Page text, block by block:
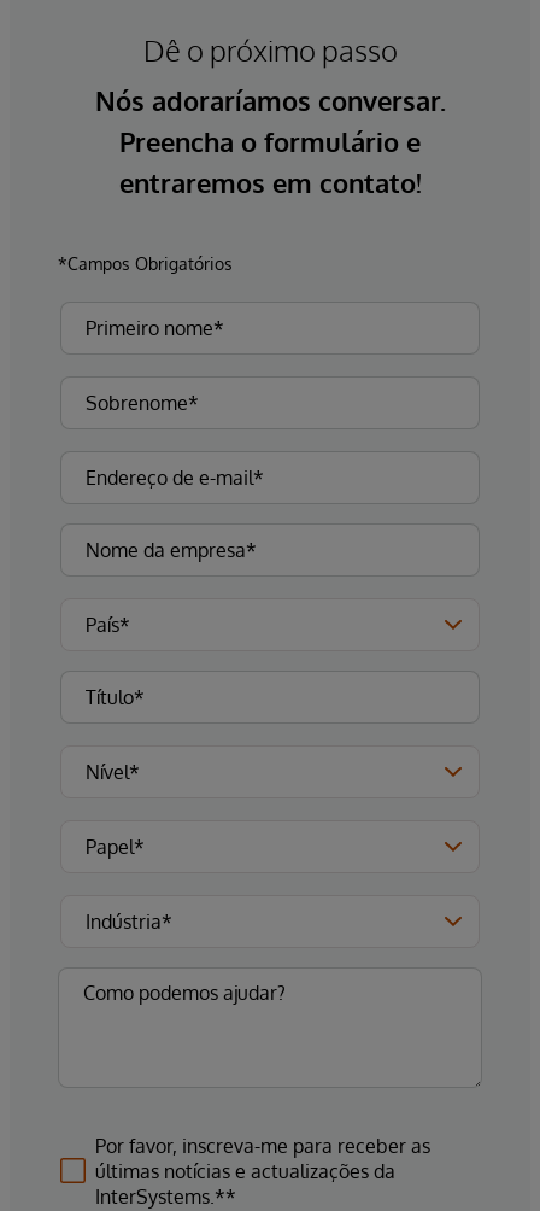
Dê o próximo passo
Nós adoraríamos conversar.
Preencha o formulário e
entraremos em contato!
*Campos Obrigatórios
Por favor, inscreva-me para receber as
últimas notícias e actualizações da
InterSystems.**